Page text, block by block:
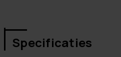
Specificaties